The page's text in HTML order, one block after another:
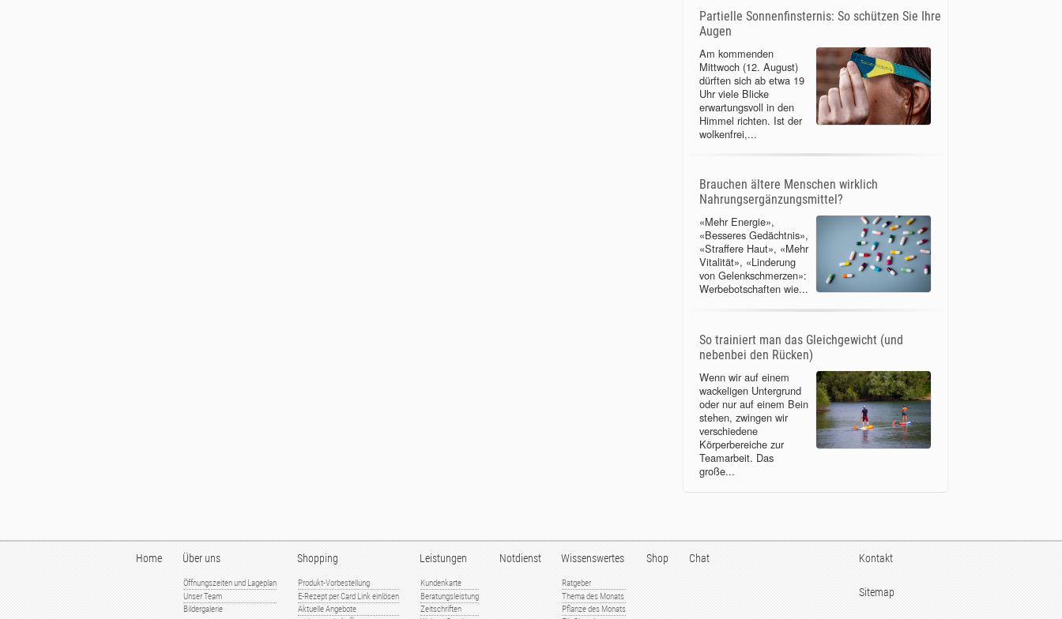
Partielle Sonnenfinsternis: So schützen Sie Ihre
Augen
Am kommenden
Mittwoch (12. August)
dürften sich ab etwa 19
Uhr viele Blicke
erwartungsvoll in den
Himmel richten. Ist der
wolkenfrei,...
Brauchen ältere Menschen wirklich
Nahrungsergänzungsmittel?
«Mehr Energie»,
«Besseres Gedächtnis»,
«Straffere Haut», «Mehr
Vitalität», «Linderung
von Gelenkschmerzen»:
Werbebotschaften wie...
So trainiert man das Gleichgewicht (und
nebenbei den Rücken)
Wenn wir auf einem
wackeligen Untergrund
oder nur auf einem Bein
stehen, zwingen wir
verschiedene
Körperbereiche zur
Teamarbeit. Das
große...
Home Über uns
Öffnungszeiten und Lageplan
Unser Team
Bildergalerie
Shopping
Produkt-Vorbestellung
E-Rezept per Card Link einlösen
Aktuelle Angebote
Leistungen
Kundenkarte
Beratungsleistung
Zeitschriften
Notdienst Wissenswertes
Ratgeber
Thema des Monats
Pflanze des Monats
Shop Chat Kontakt
Sitemap